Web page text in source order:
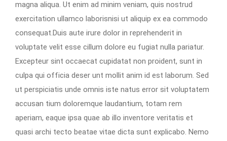
magna aliqua. Ut enim ad minim veniam, quis nostrud
exercitation ullamco laborisnisi ut aliquip ex ea commodo
consequat.Duis aute irure dolor in reprehenderit in
voluptate velit esse cillum dolore eu fugiat nulla pariatur.
Excepteur sint occaecat cupidatat non proident, sunt in
culpa qui officia deser unt mollit anim id est laborum. Sed
ut perspiciatis unde omnis iste natus error sit voluptatem
accusan tium doloremque laudantium, totam rem
aperiam, eaque ipsa quae ab illo inventore veritatis et
quasi archi tecto beatae vitae dicta sunt explicabo. Nemo